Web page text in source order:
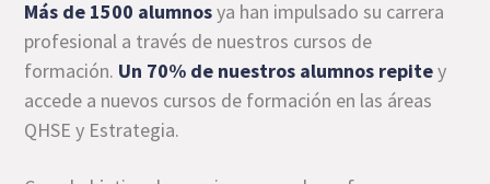
Más de 1500 alumnosya han impulsado su carrera
profesional a través de nuestros cursos de
formación. Un 70% de nuestros alumnos repitey
accede a nuevos cursos de formación en las áreas
QHSE y Estrategia.